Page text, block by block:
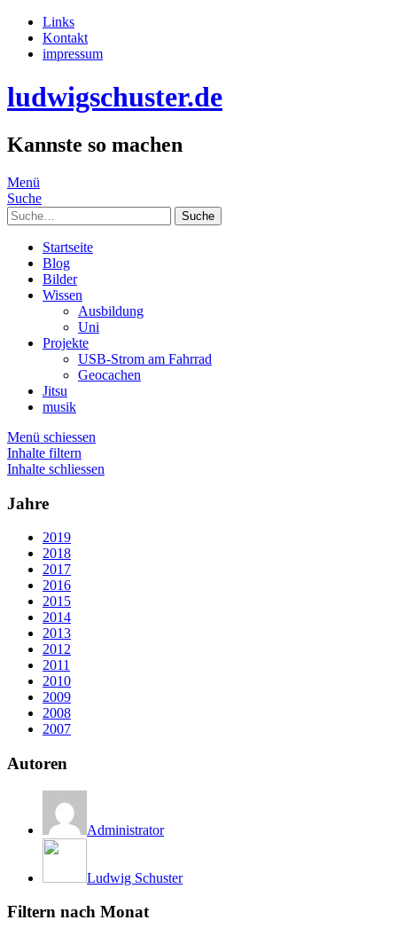
Links
Kontakt
impressum
ludwigschuster.de
Kannste so machen
Menü
Suche
Suche
Startseite
Blog
Bilder
Wissen
Ausbildung
Uni
Projekte
USB-Strom am Fahrrad
Geocachen
Jitsu
musik
Menü schiessen
Inhalte filtern
Inhalte schliessen
Jahre
2019
2018
2017
2016
2015
2014
2013
2012
2011
2010
2009
2008
2007
Autoren
Administrator
Ludwig Schuster
Filtern nach Monat